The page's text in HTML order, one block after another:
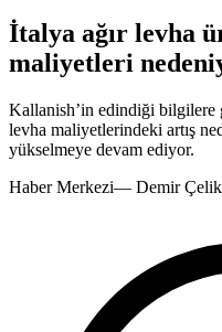
İtalya ağır levha
maliyetleri
Kallanish’in edindiği bilgilere
levha maliyetlerindeki artış
yükselmeye devam ediyor.
Haber Merkezi— Demir Çelik